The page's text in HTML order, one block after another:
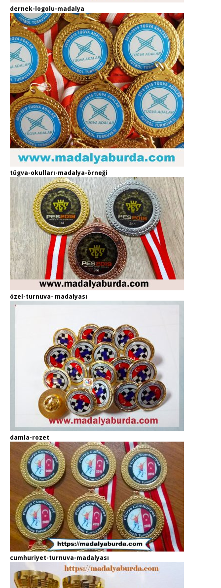
dernek-logolu-madalya
tügva-okulları-madalya-örneği
özel-turnuva- madalyası
damla-rozet
cumhuriyet-turnuva-madalyası